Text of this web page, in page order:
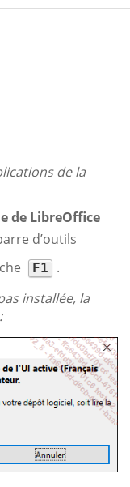
de la
de LibreOffice
d’outils
F1
.
installée, la